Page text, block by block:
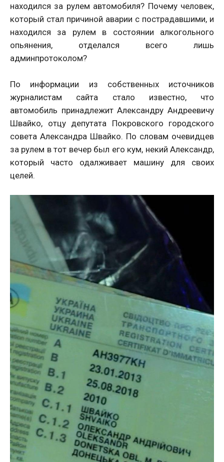
находился за рулем автомобиля? Почему человек,
который стал причиной аварии с пострадавшими, и
находился за рулем в состоянии алкогольного
опьянения, отделался всего лишь
админпротоколом?
По информации из собственных источников
журналистам сайта стало известно, что
автомобиль принадлежит Александру Андреевичу
Швайко, отцу депутата Покровского городского
совета Александра Швайко. По словам очевидцев
за рулем в тот вечер был его кум, некий Александр,
который часто одалживает машину для своих
целей.